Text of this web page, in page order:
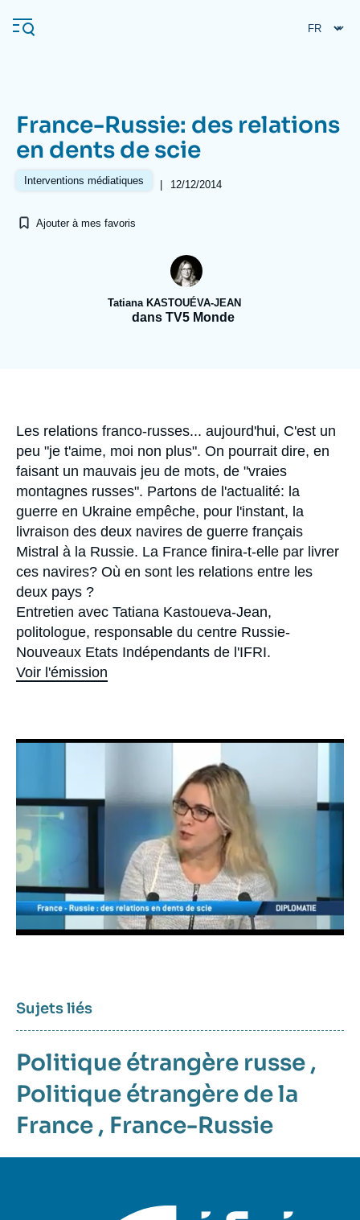
au
contenu
Navigation
principale
L'Ifri
Analyses
Recherches fréquentes
Proche-Orient
France-Russie: des relations
en dents de scie
Interventions médiatiques | 12/12/2014
Ajouter à mes favoris
Tatiana KASTOUÉVA-JEAN
dans TV5 Monde
Les relations franco-russes... aujourd'hui, C'est un
peu "je t'aime, moi non plus". On pourrait dire, en
faisant un mauvais jeu de mots, de "vraies
montagnes russes". Partons de l'actualité: la
guerre en Ukraine empêche, pour l'instant, la
livraison des deux navires de guerre français
Mistral à la Russie. La France finira-t-elle par livrer
ces navires? Où en sont les relations entre les
deux pays ?
Entretien avec Tatiana Kastoueva-Jean,
politologue, responsable du centre Russie-
Nouveaux Etats Indépendants de l'IFRI.
Voir l'émission
Image
Sujets liés
Politique étrangère russe ,
Politique étrangère de la
France , France-Russie